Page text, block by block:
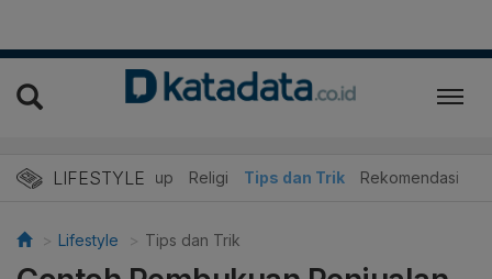
LIFESTYLE
Edukasi Gaya Hidup Religi Tips dan Trik Rekomendasi
Lifestyle Tips dan Trik